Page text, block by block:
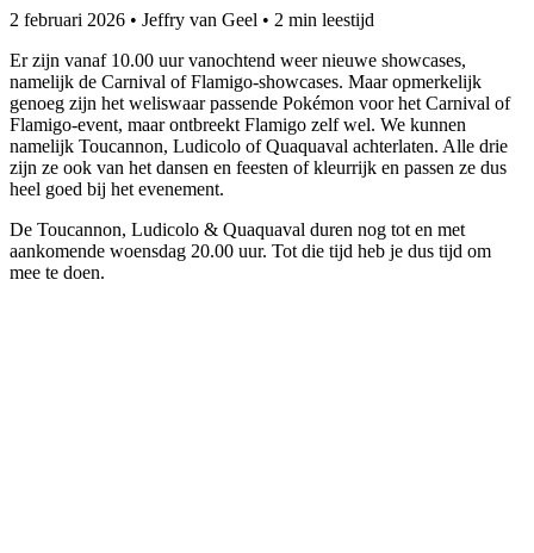
2 februari 2026 • Jeffry van Geel • 2 min leestijd
Er zijn vanaf 10.00 uur vanochtend weer nieuwe showcases,
namelijk de Carnival of Flamigo-showcases. Maar opmerkelijk
genoeg zijn het weliswaar passende Pokémon voor het Carnival of
Flamigo-event, maar ontbreekt Flamigo zelf wel. We kunnen
namelijk Toucannon, Ludicolo of Quaquaval achterlaten. Alle drie
zijn ze ook van het dansen en feesten of kleurrijk en passen ze dus
heel goed bij het evenement.
De Toucannon, Ludicolo & Quaquaval duren nog tot en met
aankomende woensdag 20.00 uur. Tot die tijd heb je dus tijd om
mee te doen.